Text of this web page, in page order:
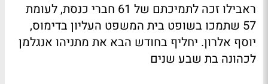
ראבילו זכה לתמיכתם של 61 חברי כנסת, לעומת
57 שתמכו בשופט בית המשפט העליון בדימוס,
יוסף אלרון. יחליף בחודש הבא את מתניהו אנגלמן
לכהונה בת שבע שנים